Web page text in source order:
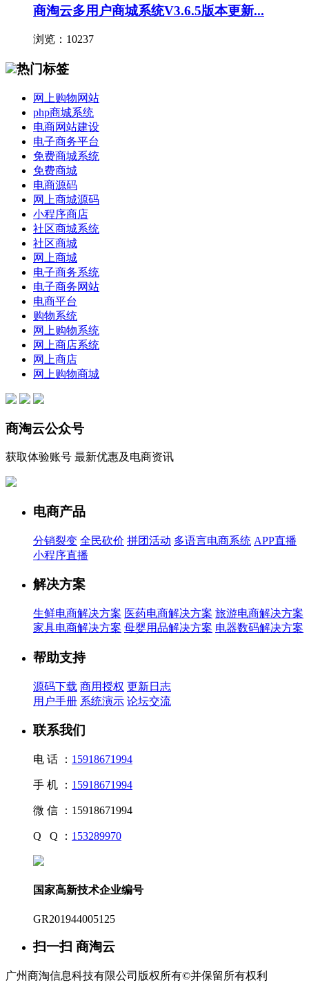
商淘云多用户商城系统V3.6.5版本更新...
浏览：10237
热门标签
网上购物网站
php商城系统
电商网站建设
电子商务平台
免费商城系统
免费商城
电商源码
网上商城源码
小程序商店
社区商城系统
社区商城
网上商城
电子商务系统
电子商务网站
电商平台
购物系统
网上购物系统
网上商店系统
网上商店
网上购物商城
商淘云公众号
获取体验账号 最新优惠及电商资讯
电商产品
分销裂变 全民砍价 拼团活动 多语言电商系统 APP直播
小程序直播
解决方案
生鲜电商解决方案 医药电商解决方案 旅游电商解决方案
家具电商解决方案 母婴用品解决方案 电器数码解决方案
帮助支持
源码下载 商用授权 更新日志
用户手册 系统演示 论坛交流
联系我们
电 话 ： 15918671994
手 机 ： 15918671994
微 信 ： 15918671994
Q Q ： 153289970
国家高新技术企业编号
GR201944005125
扫一扫 商淘云
广州商淘信息科技有限公司版权所有©并保留所有权利